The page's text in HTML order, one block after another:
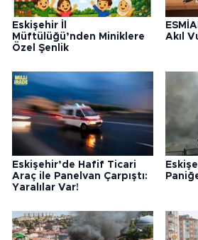
Eskişehir İl
Müftülüğü’nden Miniklere
Özel Şenlik
Akıl
Eskişehir’de Hafif Ticari
Araç ile Panelvan Çarpıştı:
Yaralılar Var!